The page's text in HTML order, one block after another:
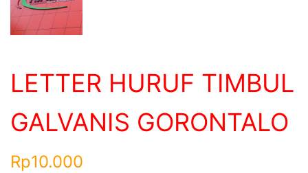
LETTER HURUF TIMBUL
GALVANIS GORONTALO
Rp10.000